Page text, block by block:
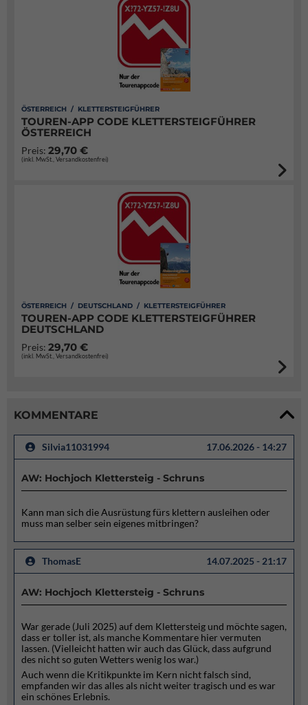
ÖSTERREICH / KLETTERSTEIGFÜHRER
TOUREN-APP CODE KLETTERSTEIGFÜHRER
ÖSTERREICH
Preis: 29,70 €
(inkl. MwSt., Versandkostenfrei)
ÖSTERREICH / DEUTSCHLAND / KLETTERSTEIGFÜHRER
TOUREN-APP CODE KLETTERSTEIGFÜHRER
DEUTSCHLAND
Preis: 29,70 €
(inkl. MwSt., Versandkostenfrei)
KOMMENTARE
Silvia11031994 17.06.2026 - 14:27
AW: Hochjoch Klettersteig - Schruns
Kann man sich die Ausrüstung fürs klettern ausleihen oder
muss man selber sein eigenes mitbringen?
ThomasE 14.07.2025 - 21:17
AW: Hochjoch Klettersteig - Schruns
War gerade (Juli 2025) auf dem Klettersteig und möchte sagen,
dass er toller ist, als manche Kommentare hier vermuten
lassen. (Vielleicht hatten wir auch das Glück, dass aufgrund
des nicht so guten Wetters wenig los war.)
Auch wenn die Kritikpunkte im Kern nicht falsch sind,
empfanden wir das alles als nicht weiter tragisch und es war
ein schönes Erlebnis.